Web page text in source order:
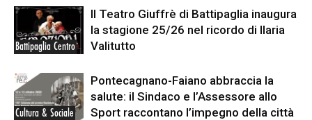
Battipaglia Centro
Il Teatro Giuffrè di Battipaglia inaugura
la stagione 25/26 nel ricordo di Ilaria
Valitutto
Cultura & Sociale
Pontecagnano-Faiano abbraccia la
salute: il Sindaco e l’Assessore allo
Sport raccontano l’impegno della città